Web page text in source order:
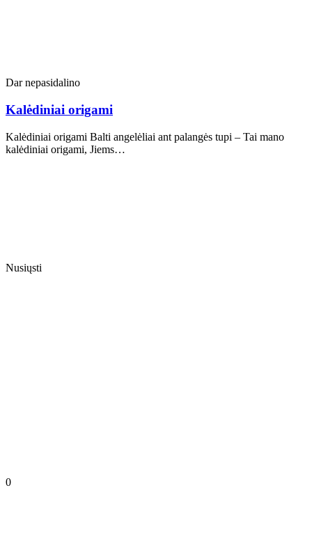
Dar nepasidalino
Kalėdiniai origami
Kalėdiniai origami Balti angelėliai ant palangės tupi – Tai mano
kalėdiniai origami, Jiems…
Nusiųsti
0